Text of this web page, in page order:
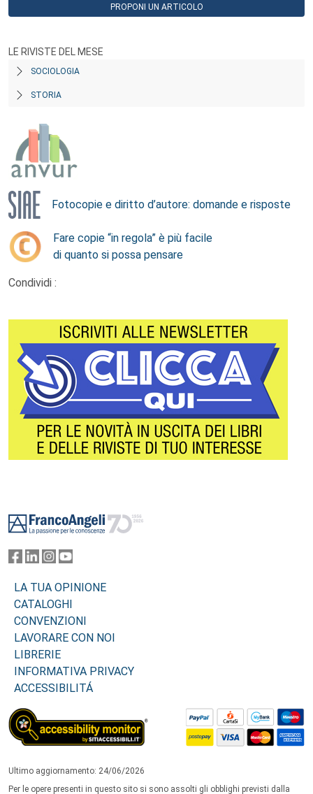
PROPONI UN ARTICOLO
LE RIVISTE DEL MESE
SOCIOLOGIA
STORIA
Fotocopie e diritto d’autore: domande e risposte
Fare copie “in regola” è più facile
di quanto si possa pensare
Condividi :
LA TUA OPINIONE
CATALOGHI
CONVENZIONI
LAVORARE CON NOI
LIBRERIE
INFORMATIVA PRIVACY
ACCESSIBILITÁ
Ultimo aggiornamento: 24/06/2026
Per le opere presenti in questo sito si sono assolti gli obblighi previsti dalla